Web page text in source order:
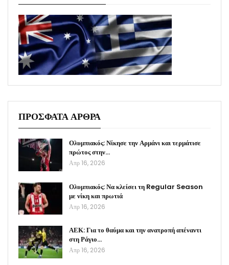
ΠΡΟΣΦΑΤΑ ΑΡΘΡΑ
Ολυμπιακός: Νίκησε την Αρμάνι και τερμάτισε
πρώτος στην…
Απρ 16, 2026
Ολυμπιακός: Να κλείσει τη Regular Season
με νίκη και πρωτιά
Απρ 16, 2026
ΑΕΚ: Για το θαύμα και την ανατροπή απέναντι
στη Ράγιο…
Απρ 16, 2026